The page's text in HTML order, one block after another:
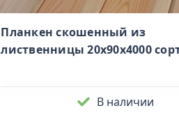
Планкен скошенный из
лиственницы 20x90х4000
В наличии